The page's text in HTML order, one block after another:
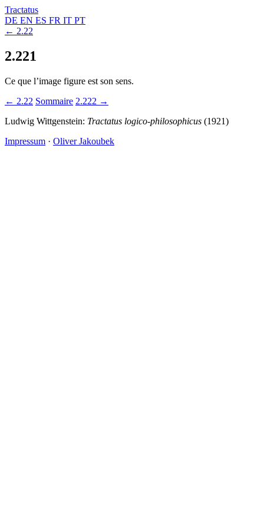
Tractatus
DE EN ES FR IT PT
← 2.22
2.221
Ce que l’image figure est son sens.
← 2.22 Sommaire 2.222 →
Ludwig Wittgenstein: Tractatus logico-philosophicus (1921)
Impressum · Oliver Jakoubek